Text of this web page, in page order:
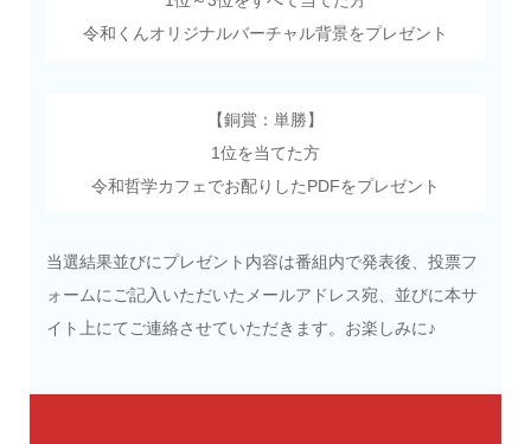
令和くんオリジナルバーチャル背景をプレゼント
【銅賞：単勝】
1位を当てた方
令和哲学カフェでお配りしたPDFをプレゼント
当選結果並びにプレゼント内容は番組内で発表後、投票フ
ォームにご記入いただいたメールアドレス宛、並びに本サ
イト上にてご連絡させていただきます。お楽しみに♪